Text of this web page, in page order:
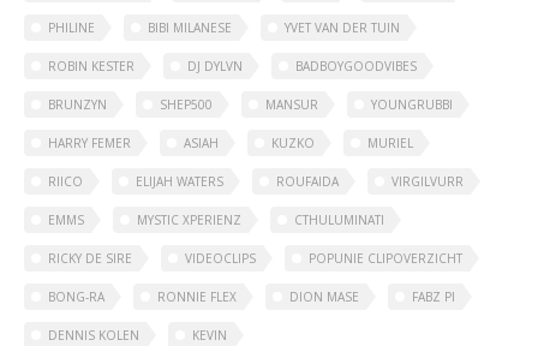
PHILINE BIBI MILANESE YVET VAN DER TUIN
ROBIN KESTER DJ DYLVN BADBOYGOODVIBES
BRUNZYN SHEP500 MANSUR YOUNGRUBBI
HARRY FEMER ASIAH KUZKO MURIEL
RIICO ELIJAH WATERS ROUFAIDA VIRGILVURR
EMMS MYSTIC XPERIENZ CTHULUMINATI
RICKY DE SIRE VIDEOCLIPS POPUNIE CLIPOVERZICHT
BONG-RA RONNIE FLEX DION MASE FABZ PI
DENNIS KOLEN KEVIN